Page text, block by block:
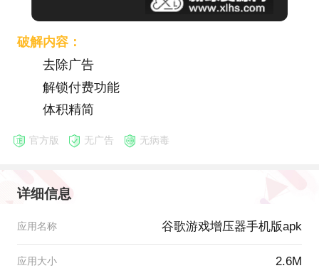
破解内容：
去除广告
解锁付费功能
体积精简
官方版 无广告 无病毒
详细信息
应用名称 谷歌游戏增压器手机版apk
应用大小 2.6M